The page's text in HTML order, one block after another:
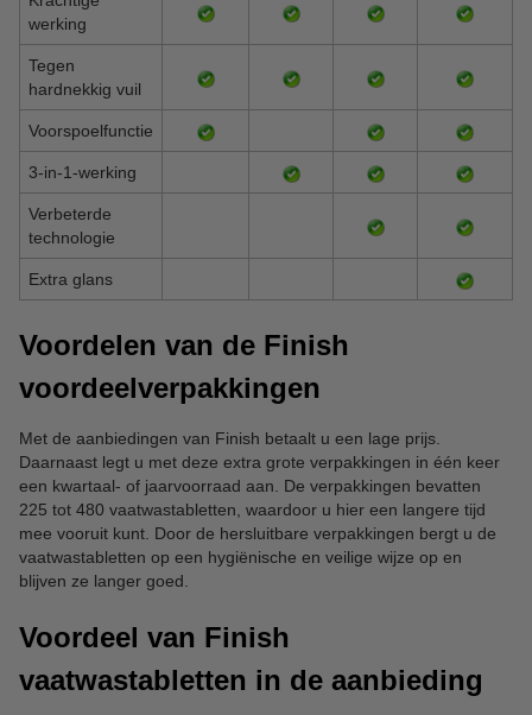
werking
Tegen
hardnekkig vuil
Voorspoelfunctie
3-in-1-werking
Verbeterde
technologie
Extra glans
Voordelen van de Finish
voordeelverpakkingen
Met de aanbiedingen van Finish betaalt u een lage prijs.
Daarnaast legt u met deze extra grote verpakkingen in één keer
een kwartaal- of jaarvoorraad aan. De verpakkingen bevatten
225 tot 480 vaatwastabletten, waardoor u hier een langere tijd
mee vooruit kunt. Door de hersluitbare verpakkingen bergt u de
vaatwastabletten op een hygiënische en veilige wijze op en
blijven ze langer goed.
Voordeel van Finish
vaatwastabletten in de aanbieding